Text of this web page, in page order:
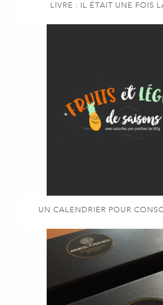
LIVRE : IL ÉTAIT UNE FOIS
UN CALENDRIER POUR